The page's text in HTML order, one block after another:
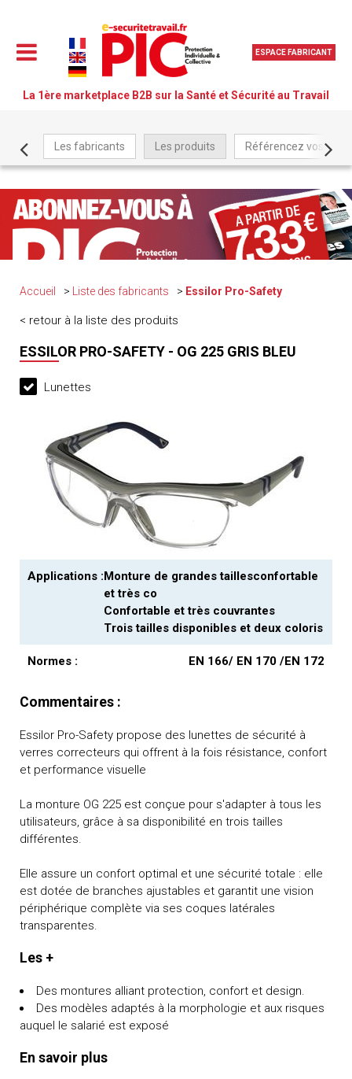
ESPACE FABRICANT
La 1ère marketplace B2B sur la Santé et Sécurité au Travail
Les fabricants Les produits Référencez vos
Accueil Liste des fabricants Essilor Pro-Safety
< retour à la liste des produits
ESSILOR PRO-SAFETY - OG 225 GRIS BLEU
Lunettes
Applications : Monture de grandes taillesconfortable
et très co
Confortable et très couvrantes
Trois tailles disponibles et deux coloris
Normes : EN 166/ EN 170 /EN 172
Commentaires :
Essilor Pro-Safety propose des lunettes de sécurité à
verres correcteurs qui offrent à la fois résistance, confort
et performance visuelle
La monture OG 225 est conçue pour s'adapter à tous les
utilisateurs, grâce à sa disponibilité en trois tailles
différentes.
Elle assure un confort optimal et une sécurité totale : elle
est dotée de branches ajustables et garantit une vision
périphérique complète via ses coques latérales
transparentes.
Les +
Des montures alliant protection, confort et design.
Des modèles adaptés à la morphologie et aux risques
auquel le salarié est exposé
En savoir plus